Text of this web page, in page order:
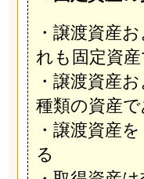
・譲渡資産
れも固定資
・譲渡資産
種類の資産で
・譲渡資産
る